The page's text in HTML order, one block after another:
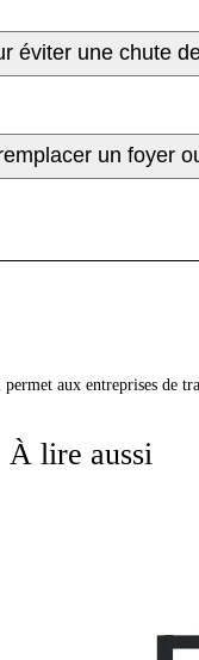
éviter une chute
un foyer
aux entreprises de
À lire aussi